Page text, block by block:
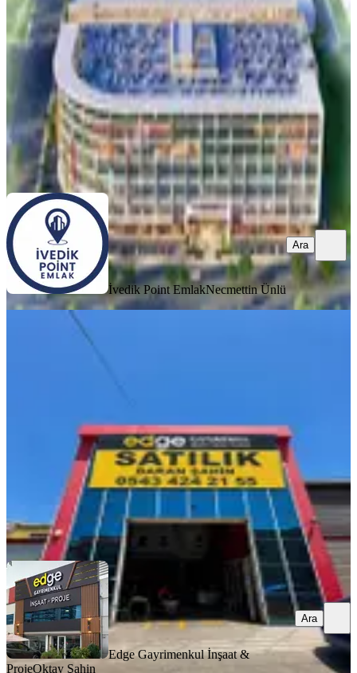
Yenimahalle, İvedikosb Mahallesi
1 Oda· 334 m² Düz Giriş (Zemin) ·16.07.2026
31.250.000 ₺
İvedik Point EmlakNecmettin Ünlü
Ara
İvedik Point EmlakNecmettin Ünlü
Ara
17.050.000 ₺
Edge Gayrimenkul İnşaat & Proje Oktay Şahin
Ara
Edge Gayrimenkul İnşaat &
ProjeOktay Şahin
Ara